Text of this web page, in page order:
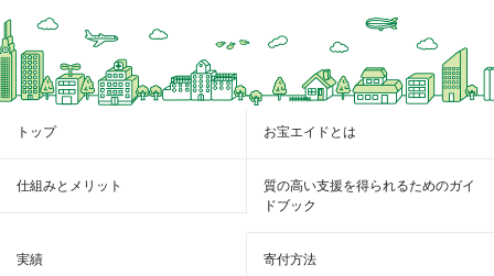
トップ お宝エイドとは
仕組みとメリット
質の高い支援を得られるためのガイ
ドブック
実績 寄付方法